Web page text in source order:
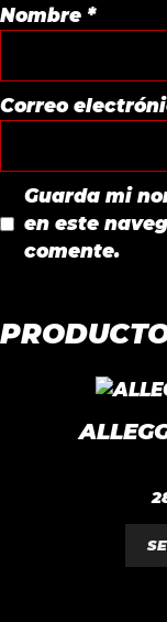
Nombre *
Correo
Guarda mi
en este
comente.